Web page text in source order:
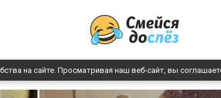
на сайте. Просматривая наш веб-сайт, вы